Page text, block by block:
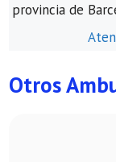
provincia de
Otros